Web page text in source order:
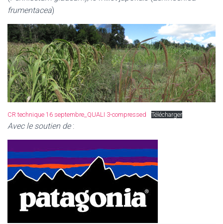
frumentacea)
CR technique 16 septembre_QUALI 3-compressed Télécharger
Avec le soutien de: